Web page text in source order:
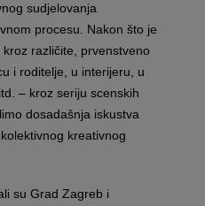
sudjelovanja
procesu. Nakon što je
različite, prvenstveno
i roditelje, u interijeru, u
– kroz seriju scenskih
dosadašnja iskustva
kreativnog
su Grad Zagreb i